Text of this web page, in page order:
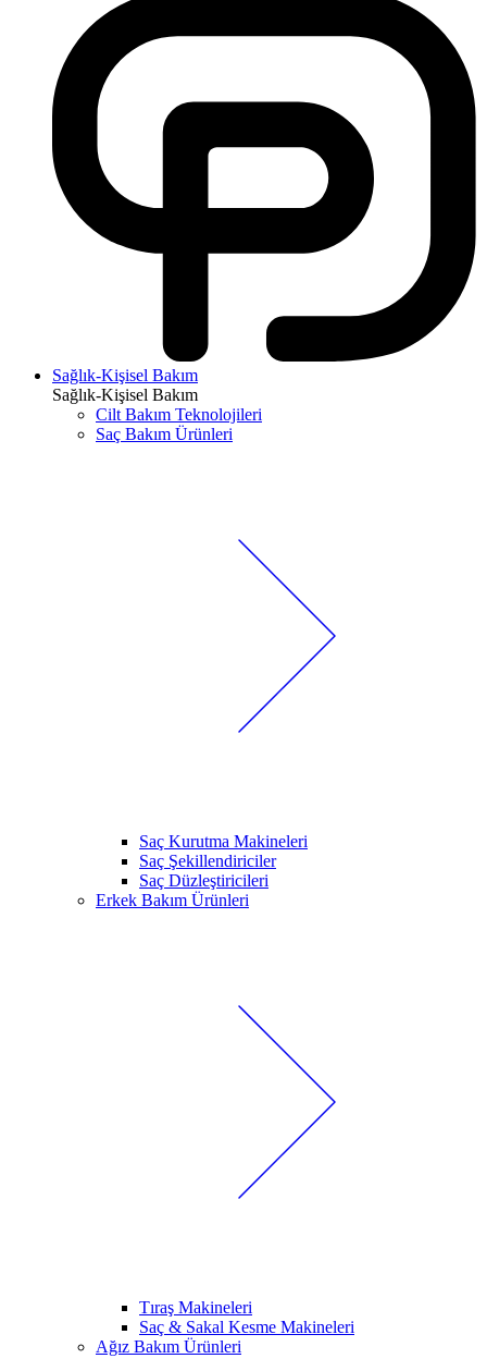
Sağlık-Kişisel Bakım
Sağlık-Kişisel Bakım
Cilt Bakım Teknolojileri
Saç Bakım Ürünleri
Saç Kurutma Makineleri
Saç Şekillendiriciler
Saç Düzleştiricileri
Erkek Bakım Ürünleri
Tıraş Makineleri
Saç & Sakal Kesme Makineleri
Ağız Bakım Ürünleri